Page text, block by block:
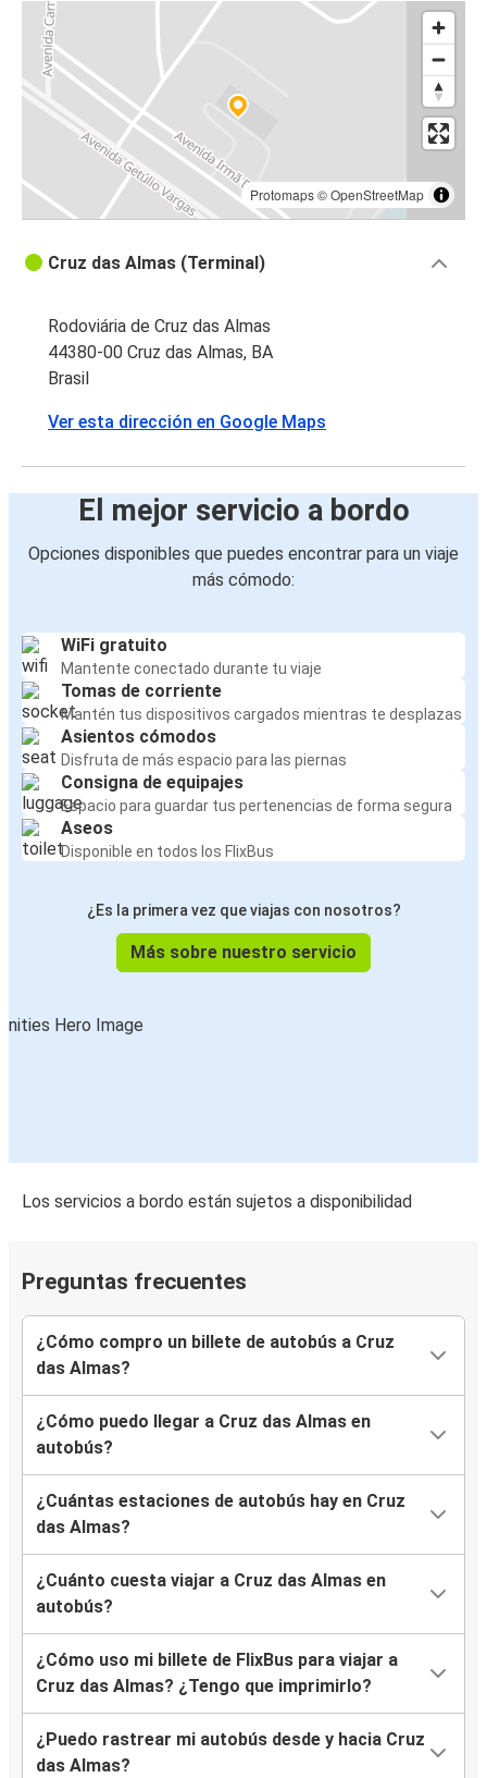
Protomaps©OpenStreetMap
Cruz das Almas (Terminal)
Rodoviária de Cruz das Almas
44380-00 Cruz das Almas, BA
Brasil
Ver esta dirección en Google Maps
El mejor servicio a bordo
Opciones disponibles que puedes encontrar para un viaje
más cómodo:
WiFi gratuito
Mantente conectado durante tu viaje
Tomas de corriente
Mantén tus dispositivos cargados mientras te desplazas
Asientos cómodos
Disfruta de más espacio para las piernas
Consigna de equipajes
Espacio para guardar tus pertenencias de forma segura
Aseos
Disponible en todos los FlixBus
¿Es la primera vez que viajas con nosotros?
Más sobre nuestro servicio
Los servicios a bordo están sujetos a disponibilidad
Preguntas frecuentes
¿Cómo compro un billete de autobús a Cruz
das Almas?
¿Cómo puedo llegar a Cruz das Almas en
autobús?
¿Cuántas estaciones de autobús hay en Cruz
das Almas?
¿Cuánto cuesta viajar a Cruz das Almas en
autobús?
¿Cómo uso mi billete de FlixBus para viajar a
Cruz das Almas? ¿Tengo que imprimirlo?
¿Puedo rastrear mi autobús desde y hacia Cruz
das Almas?